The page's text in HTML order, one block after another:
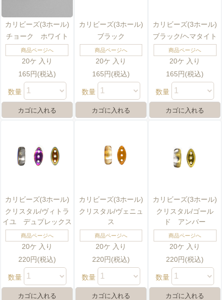
カリビーズ(3ホール)
チョーク ホワイト
商品ページへ
20ケ 入り
165円(税込)
数量
カリビーズ(3ホール)
ブラック
商品ページへ
20ケ 入り
165円(税込)
数量
カリビーズ(3ホール)
ブラック/ヘマタイト
商品ページへ
20ケ 入り
165円(税込)
数量
カリビーズ(3ホール)
クリスタル/ヴィトラ
イユ デュプレックス
商品ページへ
20ケ 入り
220円(税込)
数量
カリビーズ(3ホール)
クリスタル/ヴェニュ
ス
商品ページへ
20ケ 入り
220円(税込)
数量
カリビーズ(3ホール)
クリスタル/ゴール
ド アンバー
商品ページへ
20ケ 入り
220円(税込)
数量